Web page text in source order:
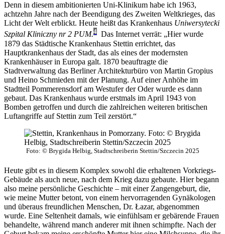
Denn in diesem ambitionierten Uni-Klinikum habe ich 1963,
achtzehn Jahre nach der Beendigung des Zweiten Weltkrieges, das
Licht der Welt erblickt. Heute heißt das Krankenhaus Uniwersytecki
Szpital Kliniczny nr 2 PUM.4 Das Internet verrät: „Hier wurde
1879 das Städtische Krankenhaus Stettin errichtet, das
Hauptkrankenhaus der Stadt, das als eines der modernsten
Krankenhäuser in Europa galt. 1870 beauftragte die
Stadtverwaltung das Berliner Architekturbüro von Martin Gropius
und Heino Schmieden mit der Planung. Auf einer Anhöhe im
Stadtteil Pommerensdorf am Westufer der Oder wurde es dann
gebaut. Das Krankenhaus wurde erstmals im April 1943 von
Bomben getroffen und durch die zahlreichen weiteren britischen
Luftangriffe auf Stettin zum Teil zerstört.“
Foto: © Brygida Helbig, Stadtschreiberin Stettin/Szczecin 2025
Heute gibt es in diesem Komplex sowohl die erhaltenen Vorkriegs-
Gebäude als auch neue, nach dem Krieg dazu gebaute. Hier begann
also meine persönliche Geschichte – mit einer Zangengeburt, die,
wie meine Mutter betont, von einem hervorragenden Gynäkologen
und überaus freundlichen Menschen, Dr. Łazar, abgenommen
wurde. Eine Seltenheit damals, wie einfühlsam er gebärende Frauen
behandelte, während manch anderer mit ihnen schimpfte. Nach der